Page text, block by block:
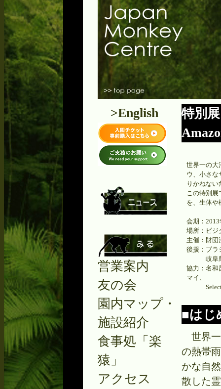
特別
世界一の大
ウ、小さな
りかねな
この特別展
を、生体や
会期：
場所：ビジ
主催：財団
後援：ブラ
岐阜県教
協力：名和
マイ、
Select
■はじ
世界一
の熱帯
かな自
散した
>English
営業案内
友の会
園内マップ・
施設紹介
食事処「楽
猿」
アクセス